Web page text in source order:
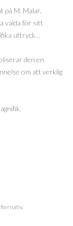
på M. Malar,
valda för sitt
uttryck…
den en
om att verklig